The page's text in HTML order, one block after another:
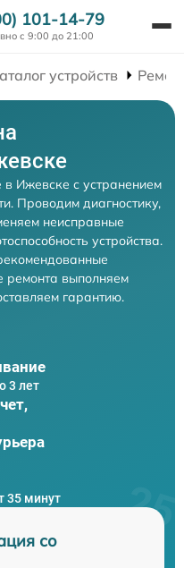
101-14-79
с 9:00 до 21:00
устройств
Ижевске с устранением
Проводим диагностику,
неисправные
устройства.
ремонта выполняем
гарантию.
3 лет
35 минут
со